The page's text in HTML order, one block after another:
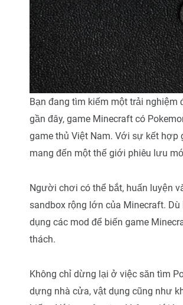
Bạn đang tìm kiếm một trải nghiệm
gần đây, game Minecraft có
game thủ Việt Nam. Với sự kết hợp
mang đến một thế giới phiêu lưu
Người chơi có thể bắt, huấn luyện
sandbox rộng lớn của Minecraft.
dụng các mod để biến game
thách.
Không chỉ dừng lại ở việc săn tìm
dựng nhà cửa, vật dụng cũng như